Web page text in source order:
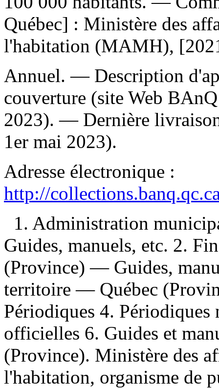
Québec] : Ministère des
l'habitation (MAMH),
Annuel. — Description
couverture (site Web
2023). — Dernière
1er mai 2023).
Adresse électronique :
http://
1. Administration
Guides, manuels, etc. 2.
(Province) — Guides,
territoire — Québec
Périodiques 4.
officielles 6. Guides et
(Province). Ministère des
l'habitation, organisme de